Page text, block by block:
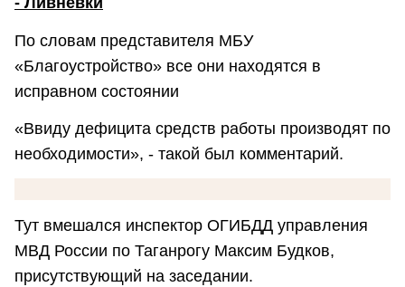
По словам представителя МБУ
«Благоустройство» все они находятся в
исправном состоянии
«Ввиду дефицита средств работы производят по
необходимости», - такой был комментарий.
Тут вмешался инспектор ОГИБДД управления
МВД России по Таганрогу Максим Будков,
присутствующий на заседании.